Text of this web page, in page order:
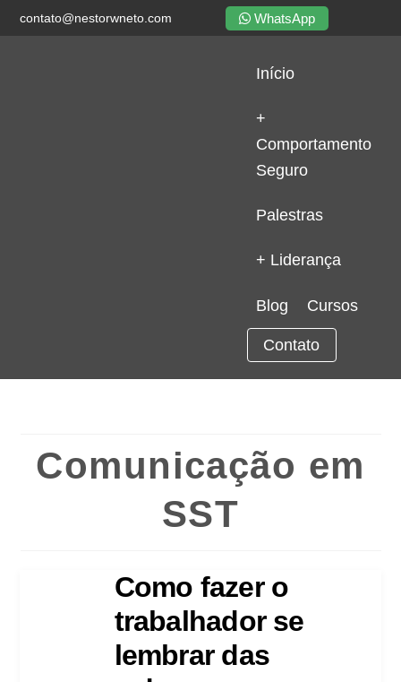
contato@nestorwneto.com WhatsApp
Início
+
Comportamento
Seguro
Palestras
+ Liderança
Blog Cursos
Contato
Comunicação em
SST
Como fazer o
trabalhador se
lembrar das